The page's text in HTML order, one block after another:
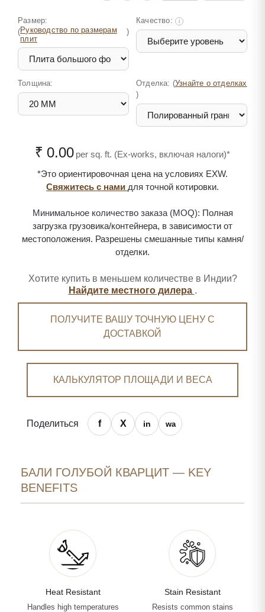
Размер:
(Руководство по размерам
плит
)
Качество: i
Толщина: Отделка: (Узнайте о отделках
)
₹ 0.00 per sq. ft. (Ex-works, включая налоги)*
*Это ориентировочная цена на условиях EXW.
Свяжитесь с нами для точной котировки.
Минимальное количество заказа (MOQ): Полная
загрузка грузовика/контейнера, в зависимости от
местоположения. Разрешены смешанные типы камня/
отделки.
Хотите купить в меньшем количестве в Индии?
Найдите местного дилера .
ПОЛУЧИТЕ ВАШУ ТОЧНУЮ ЦЕНУ С
ДОСТАВКОЙ
КАЛЬКУЛЯТОР ПЛОЩАДИ И ВЕСА
Поделиться
БАЛИ ГОЛУБОЙ КВАРЦИТ — KEY
BENEFITS
Heat Resistant
Handles high temperatures
Stain Resistant
Resists common stains